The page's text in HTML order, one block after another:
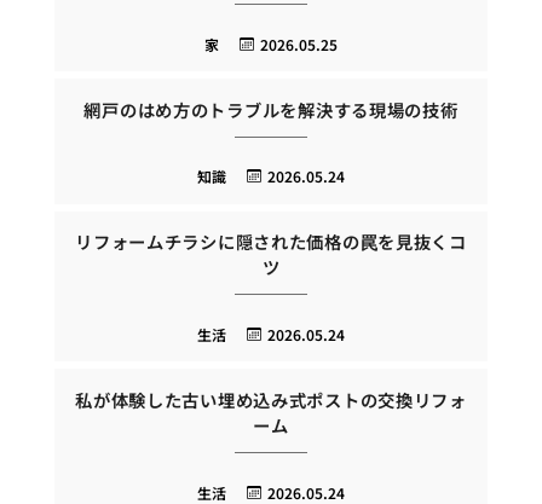
2026.05.25
家
網戸のはめ方のトラブルを解決する現場の技術
2026.05.24
知識
リフォームチラシに隠された価格の罠を見抜くコ
ツ
2026.05.24
生活
私が体験した古い埋め込み式ポストの交換リフォ
ーム
2026.05.24
生活